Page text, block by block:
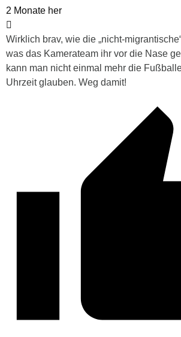
2 Monate her
Wirklich brav, wie die „nicht-
was das Kamerateam ihr vor die Nase
kann man nicht einmal mehr die
Uhrzeit glauben. Weg damit!